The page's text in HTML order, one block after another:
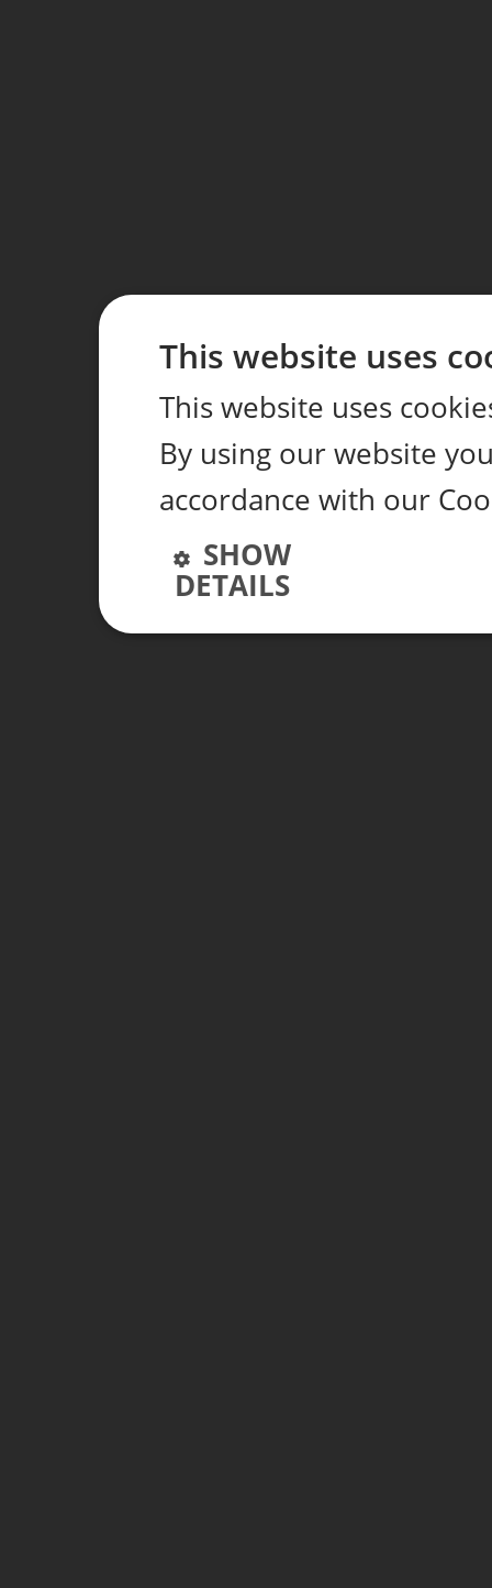
This website uses
This website uses
By using our website
accordance with our
SHOW
DETAILS